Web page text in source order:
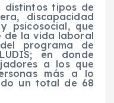
distintos tipos de
discapacidad
psicosocial, que
la vida laboral
programa de
en donde
a los que
más a lo
un total de 68